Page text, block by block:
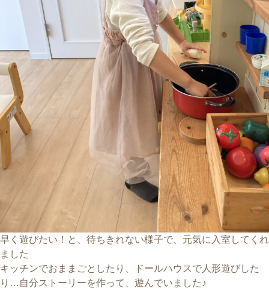
早く遊びたい！と、待ちきれない様子で、元気に入室してくれ
ました
キッチンでおままごとしたり、ドールハウスで人形遊びした
り…自分ストーリーを作って、遊んでいました♪